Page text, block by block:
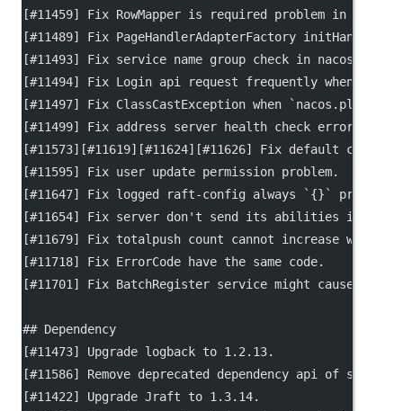
[#11459] Fix RowMapper is required problem in
[#11489] Fix PageHandlerAdapterFactory
[#11493] Fix service name group check in nacos
[#11494] Fix Login api request frequently when
[#11497] Fix ClassCastException when
[#11499] Fix address server health check error.
[#11573][#11619][#11624][#11626] Fix default
[#11595] Fix user update permission problem.
[#11647] Fix logged raft-config always `{}`
problem.
[#11654] Fix server don't send its abilities if
[#11679] Fix totalpush count cannot increase when
[#11718] Fix ErrorCode have the same code.
[#11701 ] Fix BatchRegister service might cause
## Dependency
[#11473] Upgrade logback to 1.2.13.
[#11586] Remove deprecated dependency api of
[#11422] Upgrade Jraft to 1.3.14.